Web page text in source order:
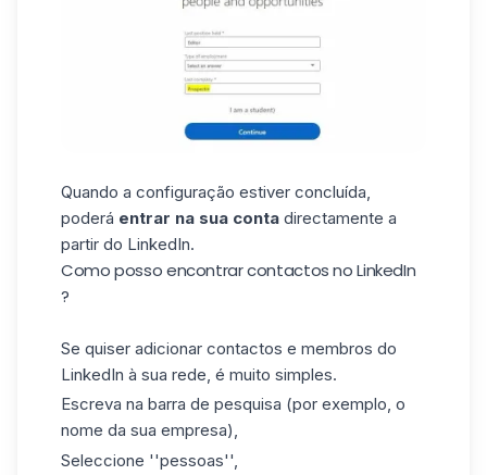
Quando a configuração estiver concluída,
poderá entrar na sua conta directamente a
partir do LinkedIn.
Como posso encontrar contactos no LinkedIn
?
Se quiser adicionar contactos e membros do
LinkedIn à sua rede, é muito simples.
Escreva na barra de pesquisa (por exemplo, o
nome da sua empresa),
Seleccione ''pessoas'',